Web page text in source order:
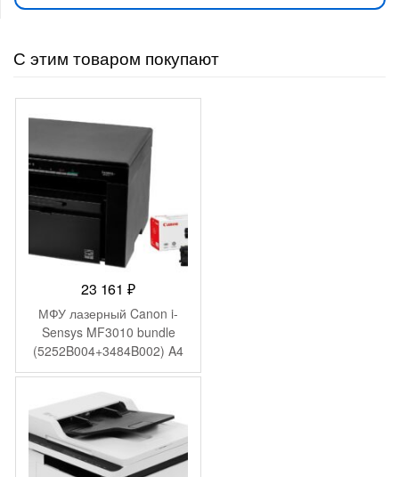
С этим товаром покупают
23 161₽
МФУ лазерный Canon i-
Sensys MF3010 bundle
(5252B004+3484B002) A4
черный